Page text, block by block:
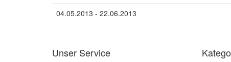
04.05.2013 - 22.06.2013
Unser Service